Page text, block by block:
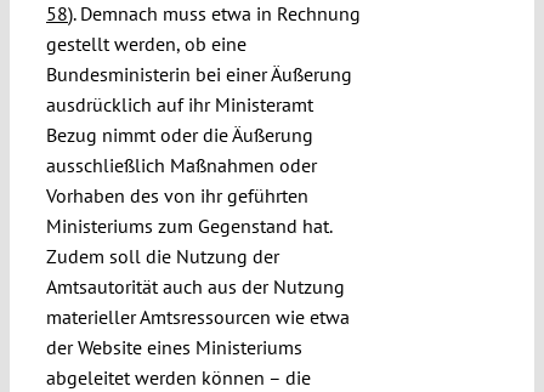
58). Demnach muss etwa in Rechnung
gestellt werden, ob eine
Bundesministerin bei einer Äußerung
ausdrücklich auf ihr Ministeramt
Bezug nimmt oder die Äußerung
ausschließlich Maßnahmen oder
Vorhaben des von ihr geführten
Ministeriums zum Gegenstand hat.
Zudem soll die Nutzung der
Amtsautorität auch aus der Nutzung
materieller Amtsressourcen wie etwa
der Website eines Ministeriums
abgeleitet werden können – die